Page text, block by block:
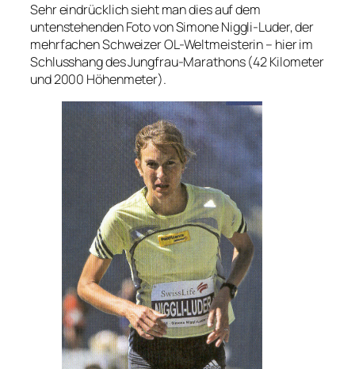
Sehr eindrücklich sieht man dies auf dem
untenstehenden Foto von Simone Niggli-Luder, der
mehrfachen Schweizer OL-Weltmeisterin – hier im
Schlusshang des Jungfrau-Marathons (42 Kilometer
und 2000 Höhenmeter).